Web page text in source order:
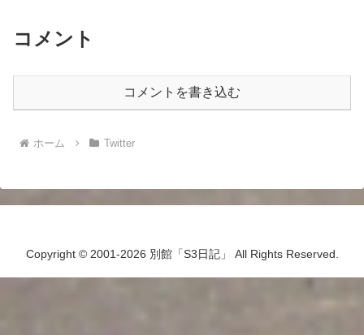
コメント
コメントを書き込む
ホーム Twitter
Copyright © 2001-2026 別館「S3日記」 All Rights Reserved.